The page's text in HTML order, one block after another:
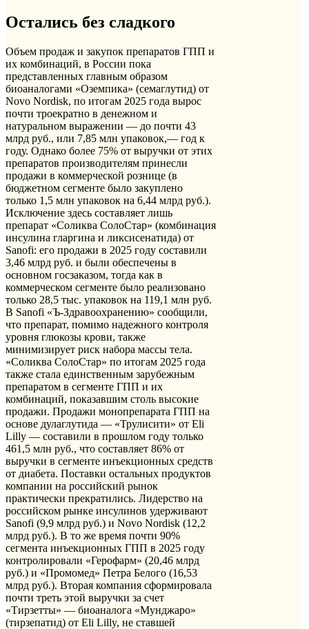
Остались без сладкого
Объем продаж и закупок препаратов ГПП и
их комбинаций, в России пока
представленных главным образом
биоаналогами «Оземпика» (семаглутид) от
Novo Nordisk, по итогам 2025 года вырос
почти троекратно в денежном и
натуральном выражении — до почти 43
млрд руб., или 7,85 млн упаковок,— год к
году. Однако более 75% от выручки от этих
препаратов производителям принесли
продажи в коммерческой рознице (в
бюджетном сегменте было закуплено
только 1,5 млн упаковок на 6,44 млрд руб.).
Исключение здесь составляет лишь
препарат «Соликва СолоСтар» (комбинация
инсулина гларгина и ликсисенатида) от
Sanofi: его продажи в 2025 году составили
3,46 млрд руб. и были обеспечены в
основном госзаказом, тогда как в
коммерческом сегменте было реализовано
только 28,5 тыс. упаковок на 119,1 млн руб.
В Sanofi «Ъ-Здравоохранению» сообщили,
что препарат, помимо надежного контроля
уровня глюкозы крови, также
минимизирует риск набора массы тела.
«Соликва СолоСтар» по итогам 2025 года
также стала единственным зарубежным
препаратом в сегменте ГПП и их
комбинаций, показавшим столь высокие
продажи. Продажи монопрепарата ГПП на
основе дулаглутида — «Трулисити» от Eli
Lilly — составили в прошлом году только
461,5 млн руб., что составляет 86% от
выручки в сегменте инъекционных средств
от диабета. Поставки остальных продуктов
компании на российский рынок
практически прекратились. Лидерство на
российском рынке инсулинов удерживают
Sanofi (9,9 млрд руб.) и Novo Nordisk (12,2
млрд руб.). В то же время почти 90%
сегмента инъекционных ГПП в 2025 году
контролировали «Герофарм» (20,46 млрд
руб.) и «Промомед» Петра Белого (16,53
млрд руб.). Вторая компания сформировала
почти треть этой выручки за счет
«Тирзетты» — биоаналога «Мунджаро»
(тирзепатид) от Eli Lilly, не ставшей